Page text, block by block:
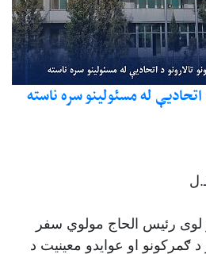
اتحادیې له مسئولینو سره ناسته
لوی رئیس الحاج مولوي سفر
او عوایدو معینیت د